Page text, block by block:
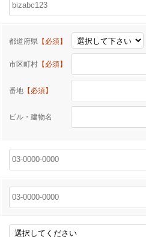
都道府県 【必須】
市区町村 【必須】
番地 【必須】
ビル・建物名